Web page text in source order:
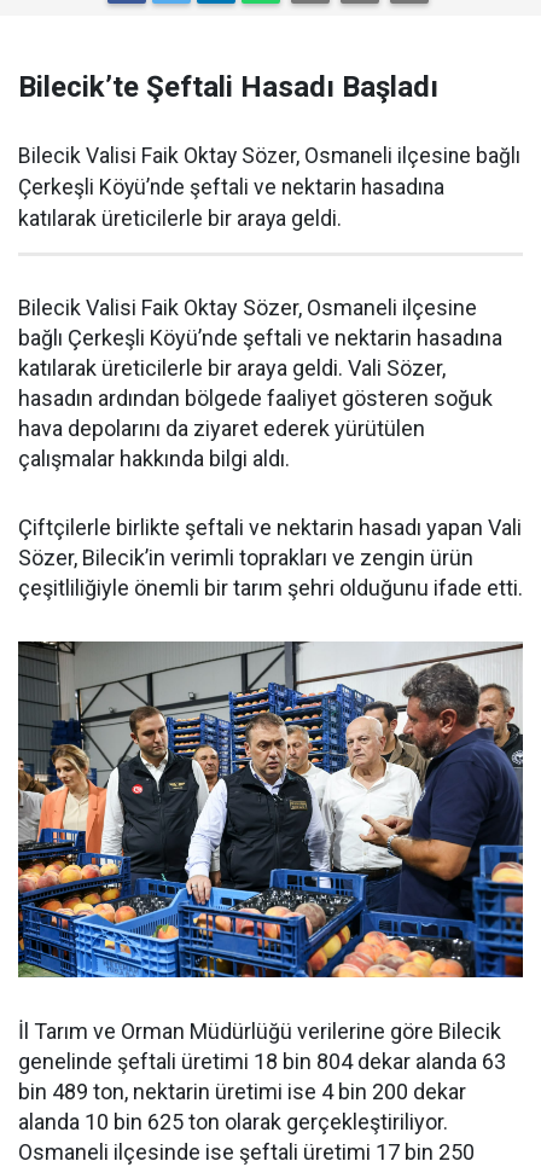
Bilecik’te Şeftali Hasadı Başladı
Bilecik Valisi Faik Oktay Sözer, Osmaneli ilçesine bağlı
Çerkeşli Köyü’nde şeftali ve nektarin hasadına
katılarak üreticilerle bir araya geldi.
Bilecik Valisi Faik Oktay Sözer, Osmaneli ilçesine
bağlı Çerkeşli Köyü’nde şeftali ve nektarin hasadına
katılarak üreticilerle bir araya geldi. Vali Sözer,
hasadın ardından bölgede faaliyet gösteren soğuk
hava depolarını da ziyaret ederek yürütülen
çalışmalar hakkında bilgi aldı.
Çiftçilerle birlikte şeftali ve nektarin hasadı yapan Vali
Sözer, Bilecik’in verimli toprakları ve zengin ürün
çeşitliliğiyle önemli bir tarım şehri olduğunu ifade etti.
İl Tarım ve Orman Müdürlüğü verilerine göre Bilecik
genelinde şeftali üretimi 18 bin 804 dekar alanda 63
bin 489 ton, nektarin üretimi ise 4 bin 200 dekar
alanda 10 bin 625 ton olarak gerçekleştiriliyor.
Osmaneli ilçesinde ise şeftali üretimi 17 bin 250